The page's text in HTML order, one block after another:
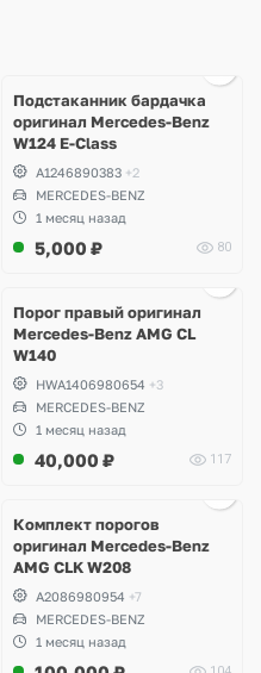
Подстаканник бардачка
оригинал Mercedes-Benz
W124 E-Class
A1246890383 +2
MERCEDES-BENZ
1 месяц назад
5,000 ₽ 80
Порог правый оригинал
Mercedes-Benz AMG CL
W140
HWA1406980654 +3
MERCEDES-BENZ
1 месяц назад
40,000 ₽ 117
Комплект порогов
оригинал Mercedes-Benz
AMG CLK W208
A2086980954 +7
MERCEDES-BENZ
1 месяц назад